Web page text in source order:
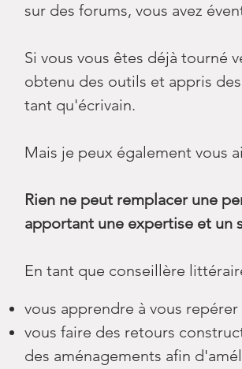
sur des forums, vous avez
Si vous vous êtes déjà tourné
obtenu des outils et appris
tant qu'écrivain.
Mais je peux également vous
Rien ne peut remplacer une
apportant une expertise et un
En tant que conseillère
vous apprendre à vous
vous faire des retours
des aménagements afin